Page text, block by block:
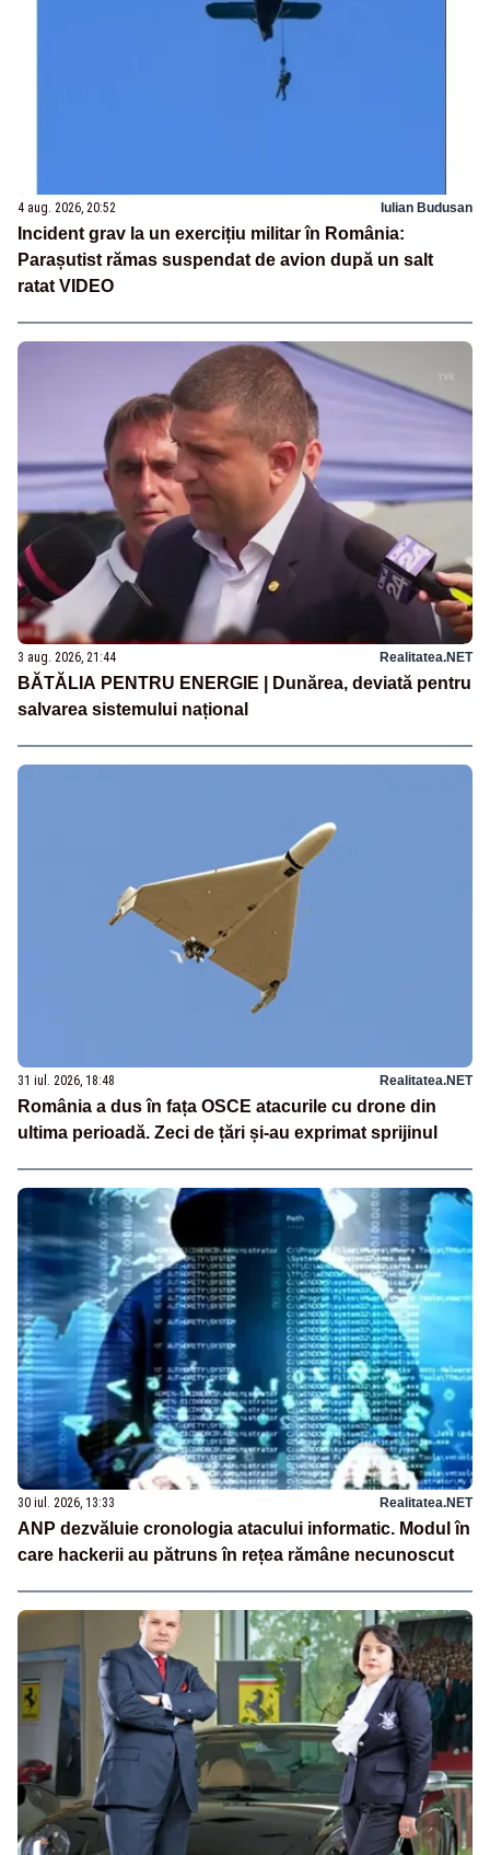
4 aug. 2026, 20:52 Iulian Budusan
Incident grav la un exercițiu militar în România:
Parașutist rămas suspendat de avion după un salt
ratat VIDEO
3 aug. 2026, 21:44 Realitatea.NET
BĂTĂLIA PENTRU ENERGIE | Dunărea, deviată pentru
salvarea sistemului național
31 iul. 2026, 18:48 Realitatea.NET
România a dus în fața OSCE atacurile cu drone din
ultima perioadă. Zeci de țări și-au exprimat sprijinul
30 iul. 2026, 13:33 Realitatea.NET
ANP dezvăluie cronologia atacului informatic. Modul în
care hackerii au pătruns în rețea rămâne necunoscut